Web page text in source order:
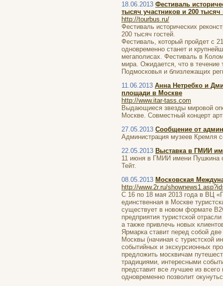
18.06.2013 Фестиваль
тысяч участников и 200 тысяч
http://tourbus.ru/
Фестиваль исторических
200 тысяч гостей.
Фестиваль, который пройдет с
одновременно станет и
мегаполисах. Фестиваль в
мира. Ожидается, что в течение
Подмосковья и близлежащих
11.06.2013 Анна Нетребко и
площади в Москве
http://www.itar-tass.com
Выдающиеся звезды мировой
Москве. Совместный концерт
27.05.2013 Сообщение от
Администрация музеев Кремля
22.05.2013 Выставка в ГМИИ
11 июня в ГМИИ имени Пушкина
Тейт.
08.05.2013 Московская
http://www.2r.ru/
С 16 по 18 мая 2013 года в ВЦ
единственная в Москве
существует в новом формате
предприятия туристской
а также привлечь новых
Ярмарка ставит перед собой
Москвы (начиная с туристской
событийных и экскурсионных
предложить москвичам
традициями, интересными
представит все лучшее из
одновременно позволит